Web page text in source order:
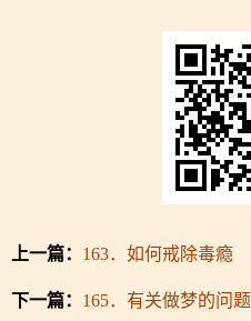
上一篇： 163．如何戒除毒瘾
下一篇： 165．有关做梦的问题